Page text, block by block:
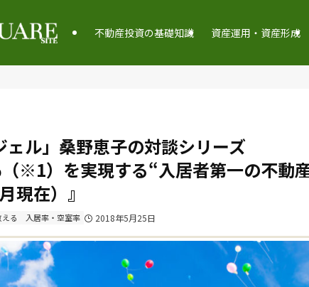
不動産投資の基礎知識 資産運用・資産形成
ェル」桑野恵子の対談シリーズ
（※1）を実現する“入居者第一の不動
在）』
える 入居率・空室率 2018年5月25日